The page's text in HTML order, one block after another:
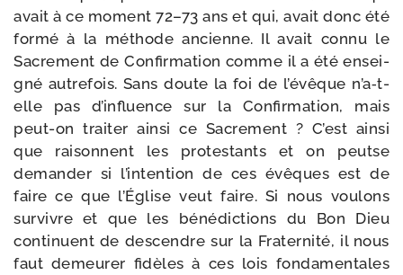
avait à ce moment 72–73 ans et qui, avait donc été
for­mé à la méthode ancienne. Il avait connu le
Sacrement de Confirmation comme il a été ensei­
gné autre­fois. Sans doute la foi de l’évêque n’a‑t-
elle pas d’influence sur la Confirmation, mais
peut-​on trai­ter ain­si ce Sacrement ? C’est ain­si
que rai­sonnent les pro­tes­tants et on peutse
deman­der si l’intention de ces évêques est de
faire ce que l’Église veut faire. Si nous vou­lons
sur­vivre et que les béné­dic­tions du Bon Dieu
conti­nuent de des­cendre sur la Fraternité, il nous
faut demeu­rer fidèles à ces lois fon­da­men­tales